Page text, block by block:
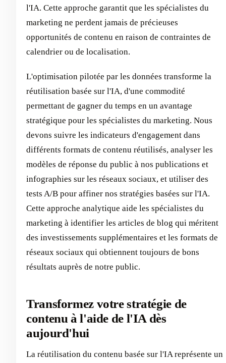
l'IA. Cette approche garantit que les spécialistes du
marketing ne perdent jamais de précieuses
opportunités de contenu en raison de contraintes de
calendrier ou de localisation.
L'optimisation pilotée par les données transforme la
réutilisation basée sur l'IA, d'une commodité
permettant de gagner du temps en un avantage
stratégique pour les spécialistes du marketing. Nous
devons suivre les indicateurs d'engagement dans
différents formats de contenu réutilisés, analyser les
modèles de réponse du public à nos publications et
infographies sur les réseaux sociaux, et utiliser des
tests A/B pour affiner nos stratégies basées sur l'IA.
Cette approche analytique aide les spécialistes du
marketing à identifier les articles de blog qui méritent
des investissements supplémentaires et les formats de
réseaux sociaux qui obtiennent toujours de bons
résultats auprès de notre public.
Transformez votre stratégie de
contenu à l'aide de l'IA dès
aujourd'hui
La réutilisation du contenu basée sur l'IA représente un